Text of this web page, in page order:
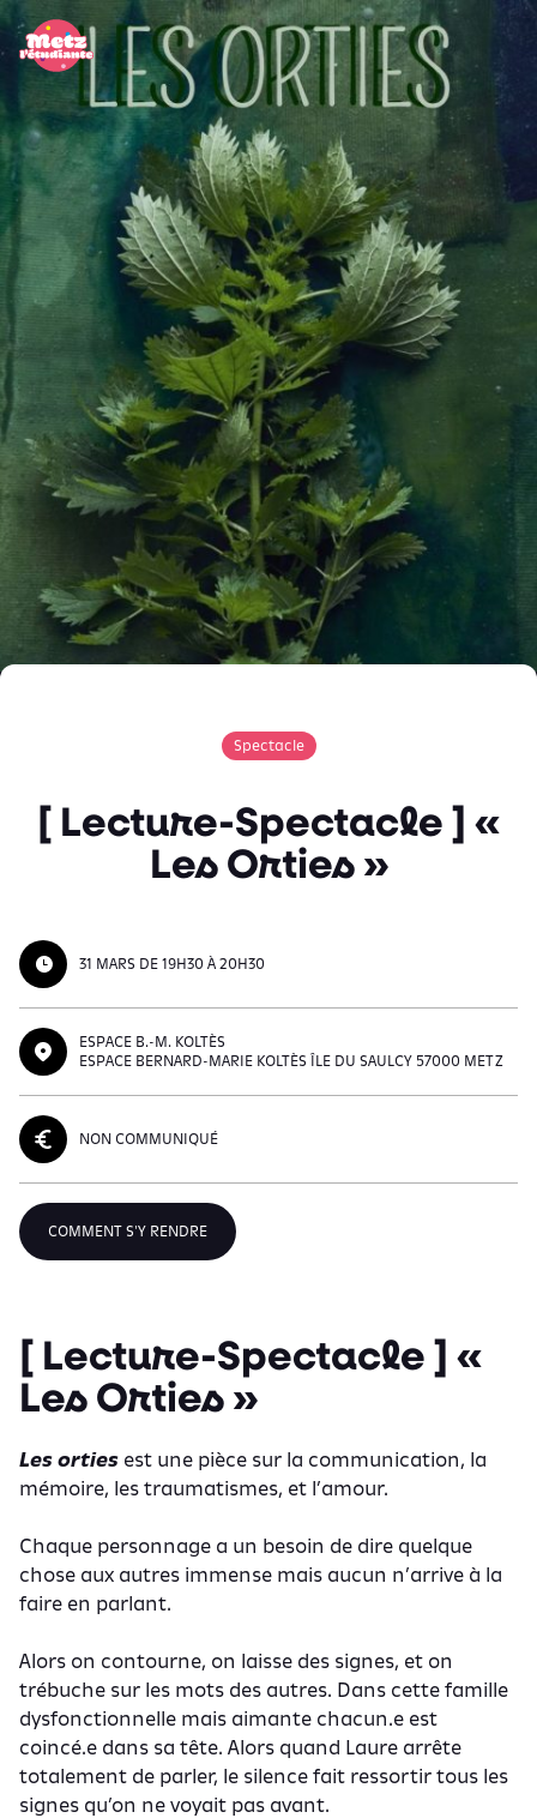
Panneau de gestion des cookies
Spectacle
[ Lecture-Spectacle ] «
Les Orties »
31 MARS DE 19H30 À 20H30
ESPACE B.-M. KOLTÈS
ESPACE BERNARD-MARIE KOLTÈS ÎLE DU SAULCY 57000 METZ
NON COMMUNIQUÉ
COMMENT S'Y RENDRE
[ Lecture-Spectacle ] «
Les Orties »
Les orties est une pièce sur la communication, la
mémoire, les traumatismes, et l’amour.
Chaque personnage a un besoin de dire quelque
chose aux autres immense mais aucun n’arrive à la
faire en parlant.
Alors on contourne, on laisse des signes, et on
trébuche sur les mots des autres. Dans cette famille
dysfonctionnelle mais aimante chacun.e est
coincé.e dans sa tête. Alors quand Laure arrête
totalement de parler, le silence fait ressortir tous les
signes qu’on ne voyait pas avant.